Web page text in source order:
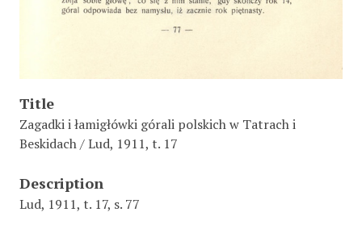
Title
Zagadki i łamigłówki górali polskich w Tatrach i
Beskidach / Lud, 1911, t. 17
Description
Lud, 1911, t. 17, s. 77